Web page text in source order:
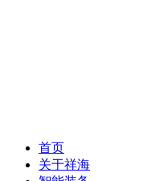
首页
关于祥海